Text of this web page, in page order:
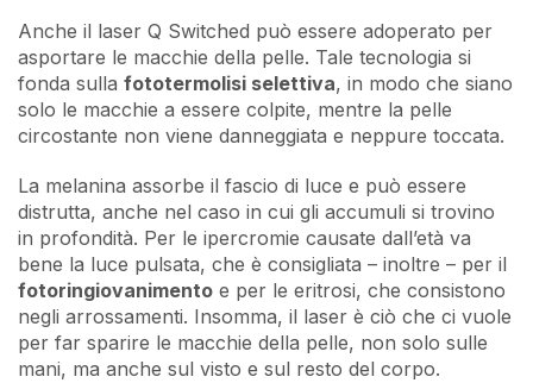
Anche il laser Q Switched può essere adoperato per
asportare le macchie della pelle. Tale tecnologia si
fonda sulla fototermolisi selettiva, in modo che siano
solo le macchie a essere colpite, mentre la pelle
circostante non viene danneggiata e neppure toccata.
La melanina assorbe il fascio di luce e può essere
distrutta, anche nel caso in cui gli accumuli si trovino
in profondità. Per le ipercromie causate dall’età va
bene la luce pulsata, che è consigliata – inoltre – per il
fotoringiovanimento e per le eritrosi, che consistono
negli arrossamenti. Insomma, il laser è ciò che ci vuole
per far sparire le macchie della pelle, non solo sulle
mani, ma anche sul visto e sul resto del corpo.